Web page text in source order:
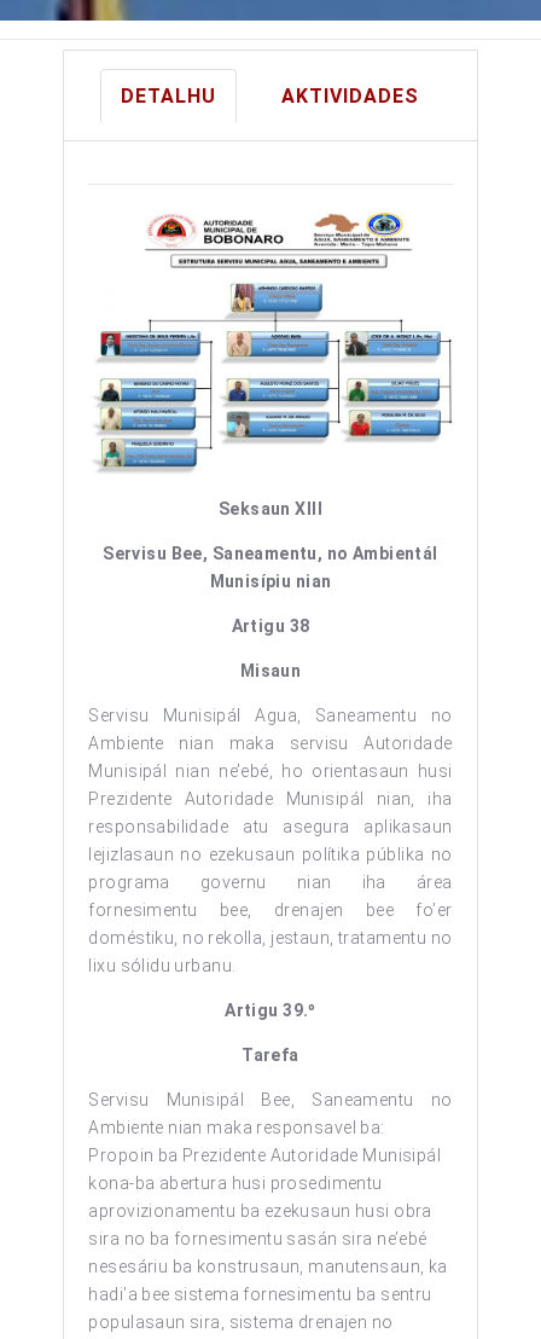
DETALHU AKTIVIDADES
Seksaun XIII
Servisu Bee, Saneamentu, no Ambientál
Munisípiu nian
Artigu 38
Misaun
Servisu Munisipál Agua, Saneamentu no
Ambiente nian maka servisu Autoridade
Munisipál nian ne’ebé, ho orientasaun husi
Prezidente Autoridade Munisipál nian, iha
responsabilidade atu asegura aplikasaun
lejizlasaun no ezekusaun polítika públika no
programa governu nian iha área
fornesimentu bee, drenajen bee fo’er
doméstiku, no rekolla, jestaun, tratamentu no
lixu sólidu urbanu.
Artigu 39.º
Tarefa
Servisu Munisipál Bee, Saneamentu no
Ambiente nian maka responsavel ba:
Propoin ba Prezidente Autoridade Munisipál
kona-ba abertura husi prosedimentu
aprovizionamentu ba ezekusaun husi obra
sira no ba fornesimentu sasán sira ne’ebé
nesesáriu ba konstrusaun, manutensaun, ka
hadi’a bee sistema fornesimentu ba sentru
populasaun sira, sistema drenajen no